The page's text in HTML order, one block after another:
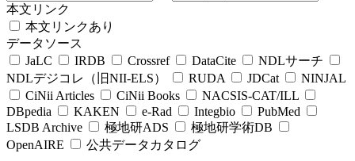
本文リンク
本文リンクあり
データソース
JaLC
IRDB Crossref DataCite
NDLサーチ
NDLデジコレ（旧NII-ELS）
RUDA JDCat
NINJAL
CiNii Articles
CiNii Books
NACSIS-CAT/ILL
DBpedia
KAKEN e-Rad Integbio
PubMed
LSDB Archive
極地研ADS
極地研学術DB
OpenAIRE
公共データカタログ